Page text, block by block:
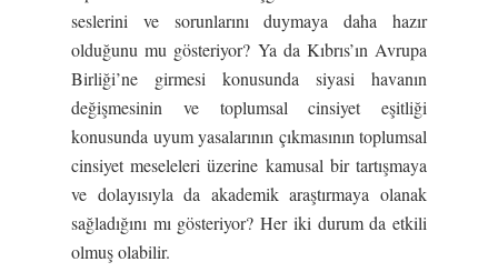
seslerini ve sorunlarını duymaya daha hazır
olduğunu mu gösteriyor? Ya da Kıbrıs’ın Avrupa
Birliği’ne girmesi konusunda siyasi havanın
değişmesinin ve toplumsal cinsiyet eşitliği
konusunda uyum yasalarının çıkmasının toplumsal
cinsiyet meseleleri üzerine kamusal bir tartışmaya
ve dolayısıyla da akademik araştırmaya olanak
sağladığını mı gösteriyor? Her iki durum da etkili
olmuş olabilir.